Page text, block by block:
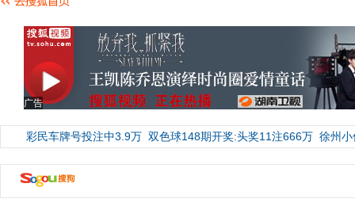
广告
彩民车牌号投注中3.9万 双色球148期开奖:头奖11注666万 徐州